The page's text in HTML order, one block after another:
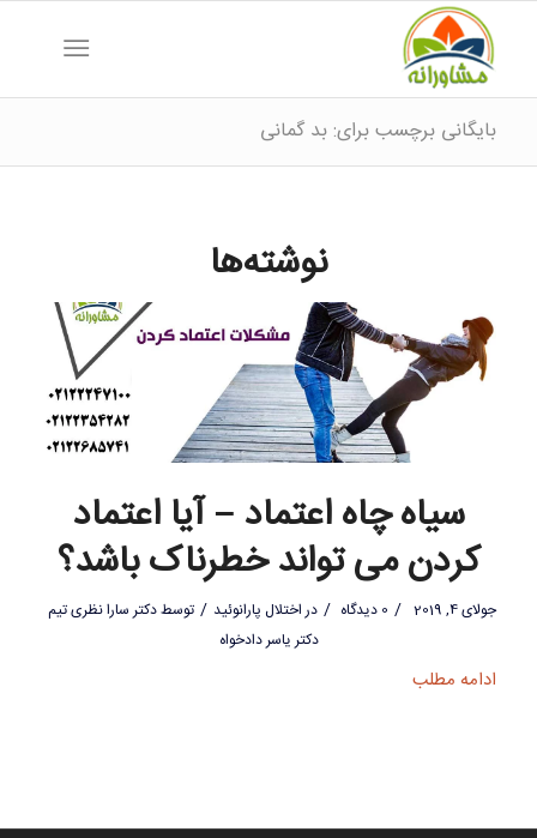
بایگانی برچسب برای: بد گمانی
نوشته‌ها
سیاه چاه اعتماد – آیا اعتماد
کردن می تواند خطرناک باشد؟
جولای 4, 2019 / 0 دیدگاه / دراختلال پارانوئید / توسطدکتر سارا نظری تیم
دکتر یاسر دادخواه
ادامه مطلب